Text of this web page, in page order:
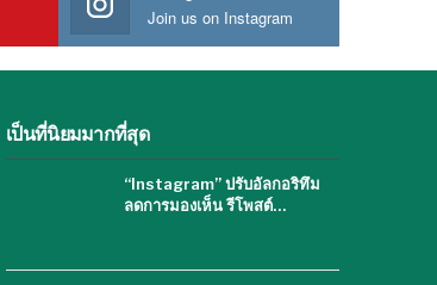
Join us on Instagram
เป็นที่นิยมมากที่สุด
“Instagram” ปรับอัลกอริทึม
ลดการมองเห็น รีโพสต์…